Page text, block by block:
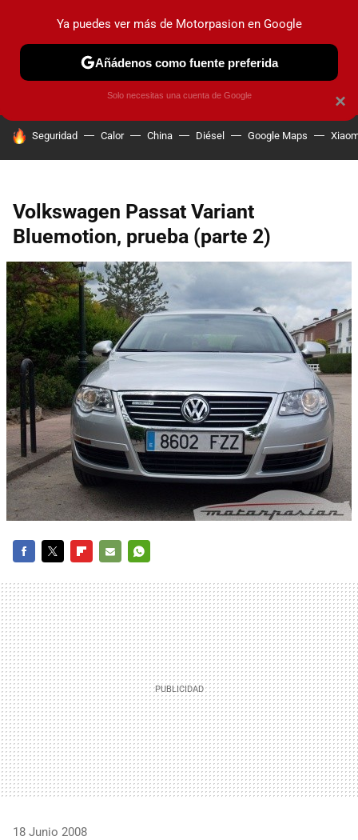
PRUEBAS COCHES ELÉCTRICOS OBSERVATORIO
HOY SE HABLA DE
Seguridad Calor China Diésel Google Maps
Volkswagen Passat Variant
Bluemotion, prueba (parte 2)
MAIL
18 Junio 2008
×
Ya puedes ver más de Motorpasion en Google
Añádenos como fuente preferida
Solo necesitas una cuenta de Google